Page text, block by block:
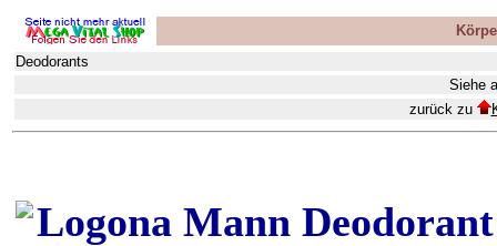
Deodorants
Siehe
zurück zu
Logona Mann Deodorant